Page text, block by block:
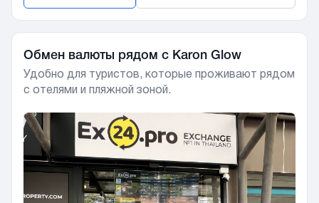
Обмен валюты рядом с Karon Glow
Удобно для туристов, которые проживают рядом
с отелями и пляжной зоной.